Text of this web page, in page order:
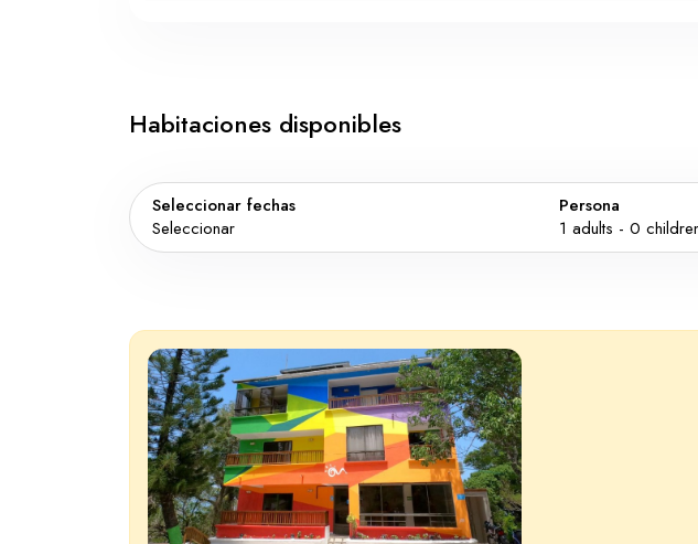
Habitaciones disponibles
Seleccionar fechas
Seleccionar
Persona
1 adults -0